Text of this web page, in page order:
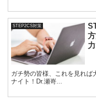
STEP2CS対策
ガチ勢の皆様、これを見れば
ナイト！Dr.瀬嵜...